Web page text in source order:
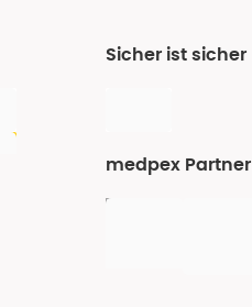
Sicher ist sicher
medpex Partner